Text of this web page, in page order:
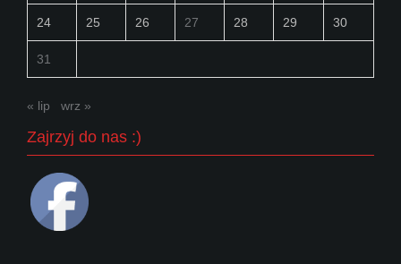
24 25 26 27 28 29 30
31
« lip wrz »
Zajrzyj do nas :)